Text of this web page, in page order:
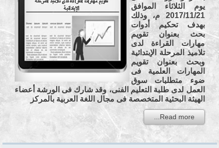
يوم الثلاثاء الموافق
2017/11/21 م، وذلك
بهدف تحكيم أدوات
بحث بعنوان تقويم
مهارات القراءة لدى
تلاميذ المرحلة الإبتدائية
وبحث بعنوان تقويم
المهارات العلمية فى
ضوء متطلبات سوق
العمل لدى طلبة التعليم الفنى، وقد شارك فى الورشة أعضاء
الهيئة البحثية المتخصصة فى مجال اللغة العربية بالمركز
Read more...